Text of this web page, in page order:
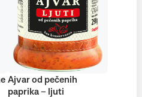
Ajvar od pečenih
paprika – ljuti